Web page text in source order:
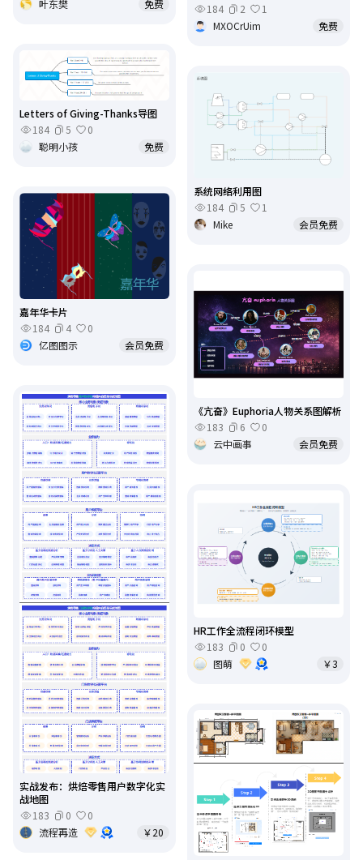
叶东樊 免费 184 2
1
MXOCrUim
免费
Letters of Giving-Thanks导图
184
5
0
聪明小孩
免费
系统网络利用图
184
5
1
Mike
会员免费
嘉年华卡片
184
4
0
亿图图示
会员免费
《亢奋》Euphoria人物关系图解析
183
6
0
云中画事
会员免费
实战发布：烘焙零售用户数字化实
战地图
183
0
0
流程再造
￥20
HR工作全流程闭环模型
183
0
0
图萌
￥3